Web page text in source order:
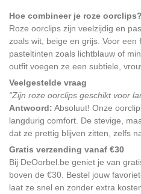
Hoe combineer je roze oorclips?
Roze oorclips zijn veelzijdig en
zoals wit, beige en grijs. Voor
pasteltinten zoals lichtblauw of
outfit voegen ze een subtiele,
Veelgestelde vraag
“Zijn roze oorclips geschikt voor
Antwoord: Absoluut! Onze
langdurig comfort. De stevige,
dat ze prettig blijven zitten, zelfs
Gratis verzending vanaf €30
Bij DeOorbel.be geniet je van
boven de €30. Bestel jouw
laat ze snel en zonder extra